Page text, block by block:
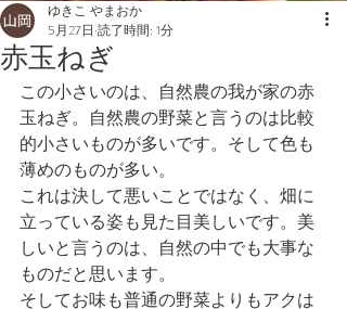
赤玉ねぎ
ゆきこ やまおか
5月27日 読了時間: 1分
この小さいのは、自然農の我が家の赤
玉ねぎ。自然農の野菜と言うのは比較
的小さいものが多いです。そして色も
薄めのものが多い。
これは決して悪いことではなく、畑に
立っている姿も見た目美しいです。美
しいと言うのは、自然の中でも大事な
ものだと思います。
そしてお味も普通の野菜よりもアクは